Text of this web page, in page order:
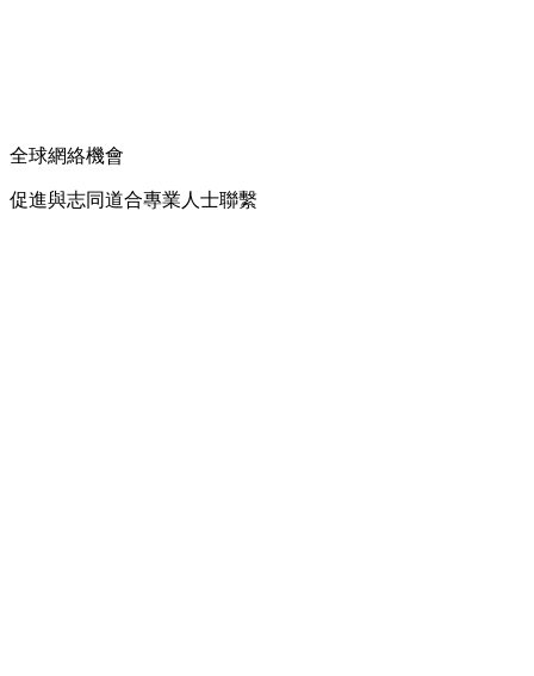
全球網絡機會
促進與志同道合專業人士聯繫